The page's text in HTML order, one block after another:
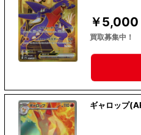
￥5,000
買取募集中！
ギャロップ